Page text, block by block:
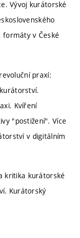
Vývoj kurátorské
v České
praxí:
Kvíření
"postižení". Více
v digitálním
kritika kurátorské
Kurátorský